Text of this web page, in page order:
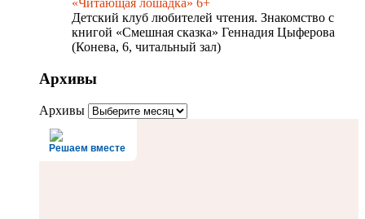
«Читающая лошадка» 6+
Детский клуб любителей чтения. Знакомство с
книгой «Смешная сказка» Геннадия Цыферова
(Конева, 6, читальный зал)
Архивы
Архивы
Решаем вместе